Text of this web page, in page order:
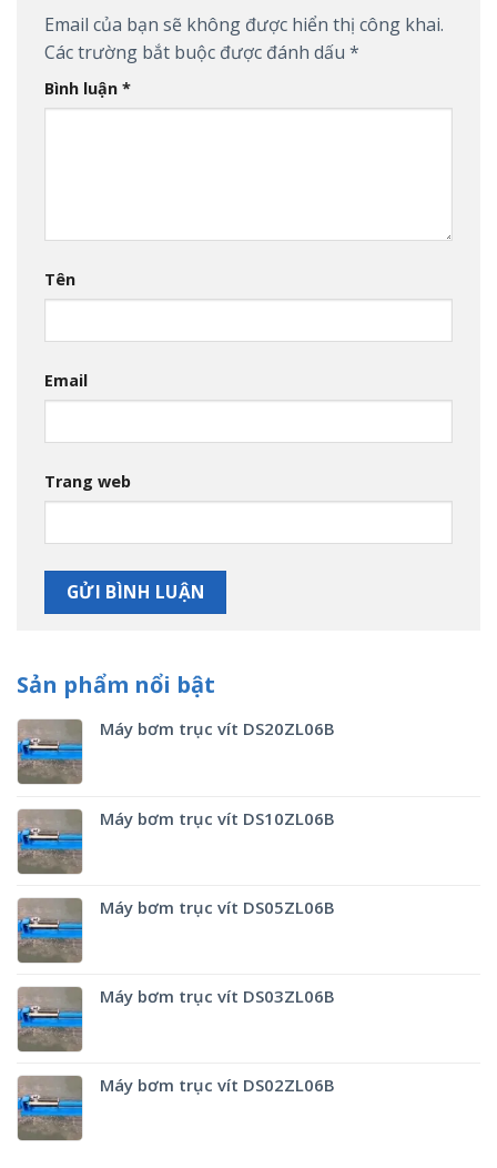
Email của bạn sẽ không được hiển thị công khai.
Các trường bắt buộc được đánh dấu *
Bình luận *
Tên
Email
Trang web
Sản phẩm nổi bật
Máy bơm trục vít DS20ZL06B
Máy bơm trục vít DS10ZL06B
Máy bơm trục vít DS05ZL06B
Máy bơm trục vít DS03ZL06B
Máy bơm trục vít DS02ZL06B